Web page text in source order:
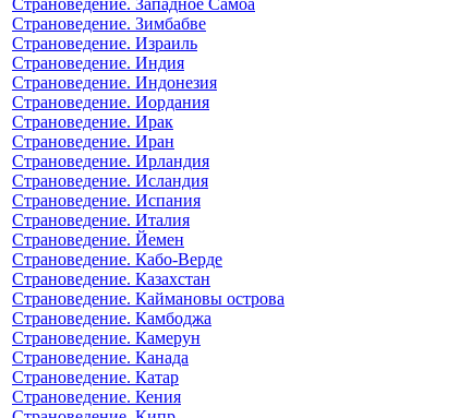
Страноведение. Зимбабве
Страноведение. Израиль
Страноведение. Индия
Страноведение. Индонезия
Страноведение. Иордания
Страноведение. Ирак
Страноведение. Иран
Страноведение. Ирландия
Страноведение. Исландия
Страноведение. Испания
Страноведение. Италия
Страноведение. Йемен
Страноведение. Кабо-Верде
Страноведение. Казахстан
Страноведение. Каймановы острова
Страноведение. Камбоджа
Страноведение. Камерун
Страноведение. Канада
Страноведение. Катар
Страноведение. Кения